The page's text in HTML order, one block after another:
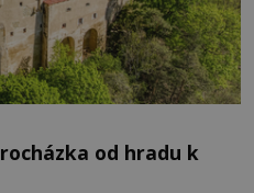
od hradu k